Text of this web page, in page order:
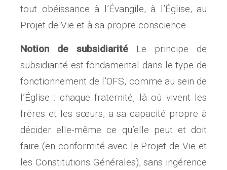
tout obéissance à l’Évangile, à l’Église, au
Projet de Vie et à sa propre conscience.
Notion de subsidiarité Le principe de
subsidiarité est fondamental dans le type de
fonctionnement de l’OFS, comme au sein de
l’Église : chaque fraternité, là où vivent les
frères et les sœurs, a sa capacité propre à
décider elle-même ce qu’elle peut et doit
faire (en conformité avec le Projet de Vie et
les Constitutions Générales), sans ingérence